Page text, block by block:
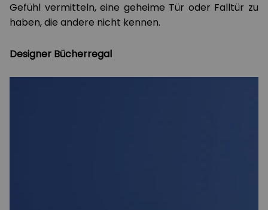
Gefühl vermitteln, eine geheime Tür oder Falltür zu
haben, die andere nicht kennen.
Designer Bücherregal